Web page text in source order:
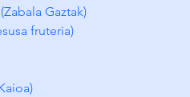
Gaztak)
fruteria)